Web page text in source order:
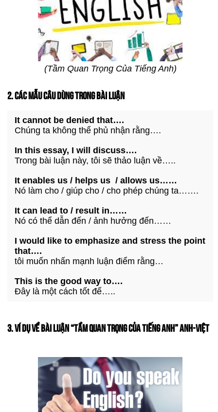
(Tầm Quan Trọng Của Tiếng Anh)
2. CÁC MẪU CÂU DÙNG TRONG BÀI LUẬN
It cannot be denied that….
Chúng ta không thể phủ nhận rằng….
In this essay, I will discuss….
Trong bài luận này, tôi sẽ thảo luận về…..
It enables us / helps us / allows us……
Nó làm cho / giúp cho / cho phép chúng ta…….
It can lead to / result in……
Nó có thể dẫn đến / ảnh hưởng đến……
I would like to emphasize and stress the point
that….
tôi muốn nhấn mạnh luận điểm rằng…
This is the good way to….
Đây là một cách tốt để…..
3. VÍ DỤ VỀ BÀI LUẬN “TẦM QUAN TRỌNG CỦA TIẾNG ANH” ANH-VIỆT